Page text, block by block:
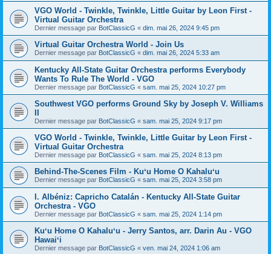
VGO World - Twinkle, Twinkle, Little Guitar by Leon First -
Virtual Guitar Orchestra
Dernier message par BotClassicG « dim. mai 26, 2024 9:45 pm
Virtual Guitar Orchestra World - Join Us
Dernier message par BotClassicG « dim. mai 26, 2024 5:33 am
Kentucky All-State Guitar Orchestra performs Everybody
Wants To Rule The World - VGO
Dernier message par BotClassicG « sam. mai 25, 2024 10:27 pm
Southwest VGO performs Ground Sky by Joseph V. Williams
Dernier message par BotClassicG « sam. mai 25, 2024 9:17 pm
VGO World - Twinkle, Twinkle, Little Guitar by Leon First -
Virtual Guitar Orchestra
Dernier message par BotClassicG « sam. mai 25, 2024 8:13 pm
Behind-The-Scenes Film - Kuʻu Home O Kahaluʻu
Dernier message par BotClassicG « sam. mai 25, 2024 3:58 pm
I. Albéniz: Capricho Catalán - Kentucky All-State Guitar
Orchestra - VGO
Dernier message par BotClassicG « sam. mai 25, 2024 1:14 pm
Kuʻu Home O Kahaluʻu - Jerry Santos, arr. Darin Au - VGO
Hawaiʻi
Dernier message par BotClassicG « ven. mai 24, 2024 1:06 am